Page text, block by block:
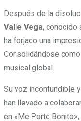
Después de la
Valle Vega, conocido
ha forjado una
Consolidándose
musical global.
Su voz inconfundible
han llevado a
en «Me Porto Bonito»,